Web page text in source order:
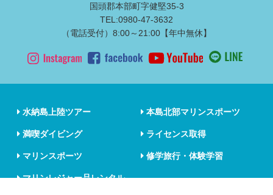
国頭郡本部町字健堅35-3
TEL:0980-47-3632
（電話受付）8:00～21:00【年中無休】
水納島上陸ツアー 本島北部マリンスポーツ
満喫ダイビング ライセンス取得
マリンスポーツ 修学旅行・体験学習
マリンレジャー品レンタル